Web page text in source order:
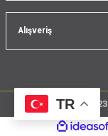
Alışveriş
TR
çember